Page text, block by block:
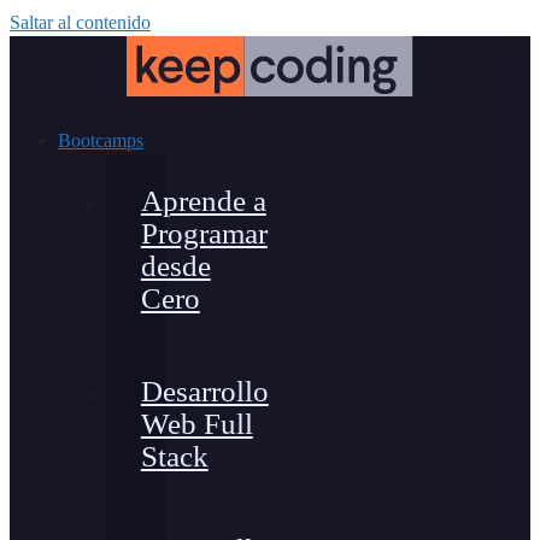
Saltar al contenido
Bootcamps
Aprende a
Programar
desde
Cero
Desarrollo
Web Full
Stack